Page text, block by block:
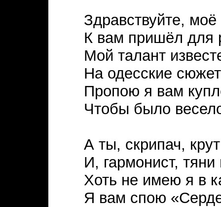
Здравствуйте, моё
К вам пришёл для
Мой талант
На одесские
Пропою я вам
Чтобы было
А ты, скрипач,
И, гармонист,
Хоть не имею я в
Я вам спою